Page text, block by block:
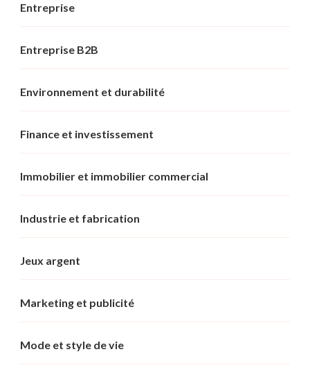
Entreprise
Entreprise B2B
Environnement et durabilité
Finance et investissement
Immobilier et immobilier commercial
Industrie et fabrication
Jeux argent
Marketing et publicité
Mode et style de vie